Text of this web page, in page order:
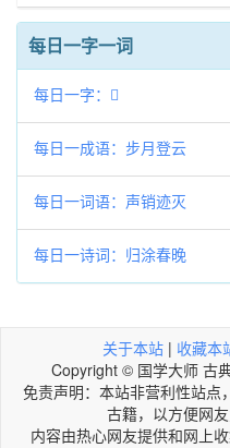
每日一字一词
每日一字：𥹻
每日一成语：步月登云
每日一词语：声销迹灭
每日一诗词：归涂春晚
关于本站 | 收藏本
Copyright © 国学大师 古
免责声明：本站非营利性站点
古籍，以方便网
内容由热心网友提供和网上